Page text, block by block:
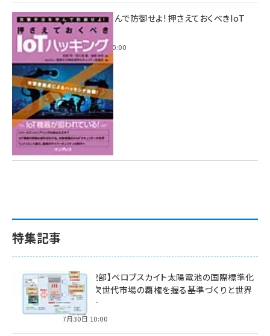
攻撃手法を学んで防御せよ! 押さえておくべきIoT
ハッキング
2022年6月14日 0:00
特集記事
特集【第2部】ペロブスカイト太陽電池の国際標準化
戦略 ― 次世代市場の覇権を握る基準づくりと世界
の動向 ―
7月30日 10:00